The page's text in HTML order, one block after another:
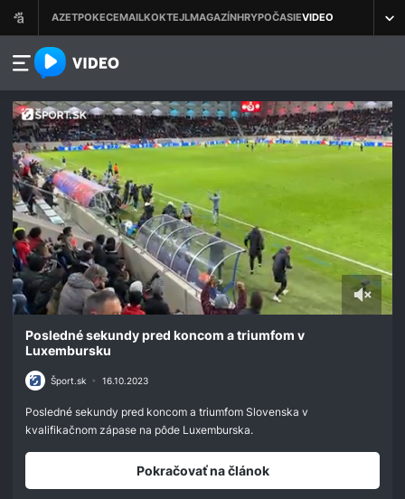
azet.video.sk
seconds
minute,
seconds
Posledné sekundy pred koncom a triumfom v
Luxembursku
Šport.sk • 16.10.2023
Posledné sekundy pred koncom a triumfom Slovenska v
kvalifikačnom zápase na pôde Luxemburska.
Pokračovať na článok